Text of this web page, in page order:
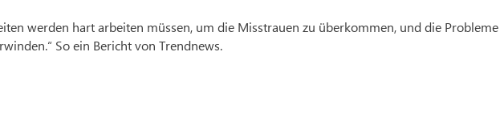
werden hart arbeiten müssen, um die Misstrauen zu überkommen, und die Probleme
So ein Bericht von Trendnews.